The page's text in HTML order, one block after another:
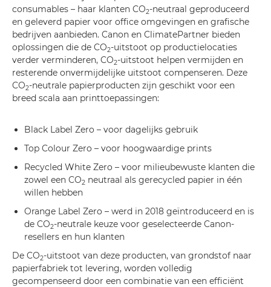
consumables – haar klanten CO2-neutraal geproduceerd
en geleverd papier voor office omgevingen en grafische
bedrijven aanbieden. Canon en ClimatePartner bieden
oplossingen die de CO2-uitstoot op productielocaties
verder verminderen, CO2-uitstoot helpen vermijden en
resterende onvermijdelijke uitstoot compenseren. Deze
CO2-neutrale papierproducten zijn geschikt voor een
breed scala aan printtoepassingen:
Black Label Zero – voor dagelijks gebruik
Top Colour Zero – voor hoogwaardige prints
Recycled White Zero – voor milieubewuste klanten die
zowel een CO2 neutraal als gerecycled papier in één
willen hebben
Orange Label Zero – werd in 2018 geïntroduceerd en is
de CO2-neutrale keuze voor geselecteerde Canon-
resellers en hun klanten
De CO2-uitstoot van deze producten, van grondstof naar
papierfabriek tot levering, worden volledig
gecompenseerd door een combinatie van een efficiënt